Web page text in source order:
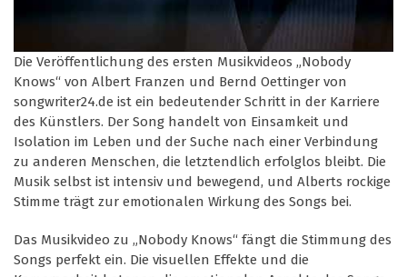
Die Veröffentlichung des ersten Musikvideos „Nobody
Knows“ von Albert Franzen und Bernd Oettinger von
songwriter24.de ist ein bedeutender Schritt in der Karriere
des Künstlers. Der Song handelt von Einsamkeit und
Isolation im Leben und der Suche nach einer Verbindung
zu anderen Menschen, die letztendlich erfolglos bleibt. Die
Musik selbst ist intensiv und bewegend, und Alberts rockige
Stimme trägt zur emotionalen Wirkung des Songs bei.
Das Musikvideo zu „Nobody Knows“ fängt die Stimmung des
Songs perfekt ein. Die visuellen Effekte und die